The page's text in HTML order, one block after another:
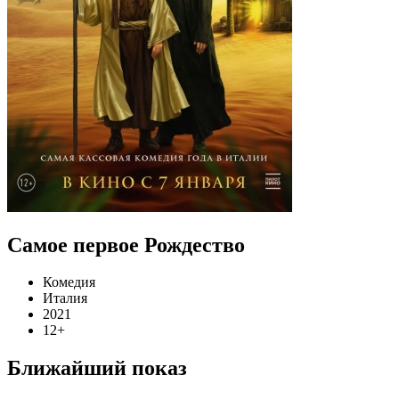
Самое первое Рождество
Комедия
Италия
2021
12+
Ближайший показ